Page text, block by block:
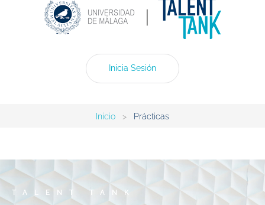
Inicia Sesión
Inicio > Prácticas
TALENT TANK